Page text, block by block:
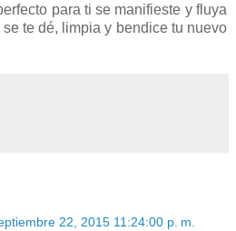
para ti se manifieste y fluya
te dé, limpia y bendice tu nuevo
22, 2015 11:24:00 p. m.